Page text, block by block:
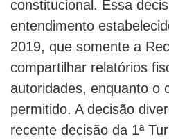
constitucional. Essa
entendimento
2019, que somente a
compartilhar relatórios
autoridades, enquanto o
permitido. A decisão
recente decisão da 1ª